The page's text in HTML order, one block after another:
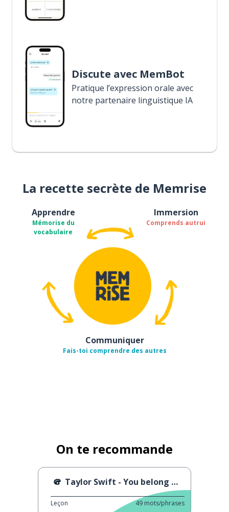
Discute avec MemBot
Pratique l’expression orale avec
notre partenaire linguistique IA
La recette secrète de Memrise
Apprendre
Mémorise du
vocabulaire
Immersion
Comprends autrui
Communiquer
Fais-toi comprendre des autres
On te recommande
Taylor Swift - You belong with me
Leçon 49 mots/phrases